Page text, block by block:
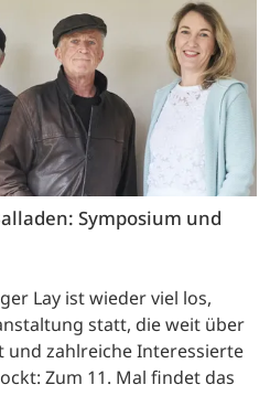
Symposium und
Lay ist wieder viel los,
statt, die weit über
und zahlreiche Interessierte
Zum 11. Mal findet das